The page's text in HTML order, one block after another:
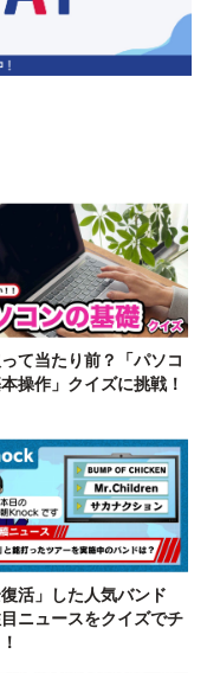
て当たり前？「パソコ
操作」クイズに挑戦！
復活」した人気バンド
ニュースをクイズでチ